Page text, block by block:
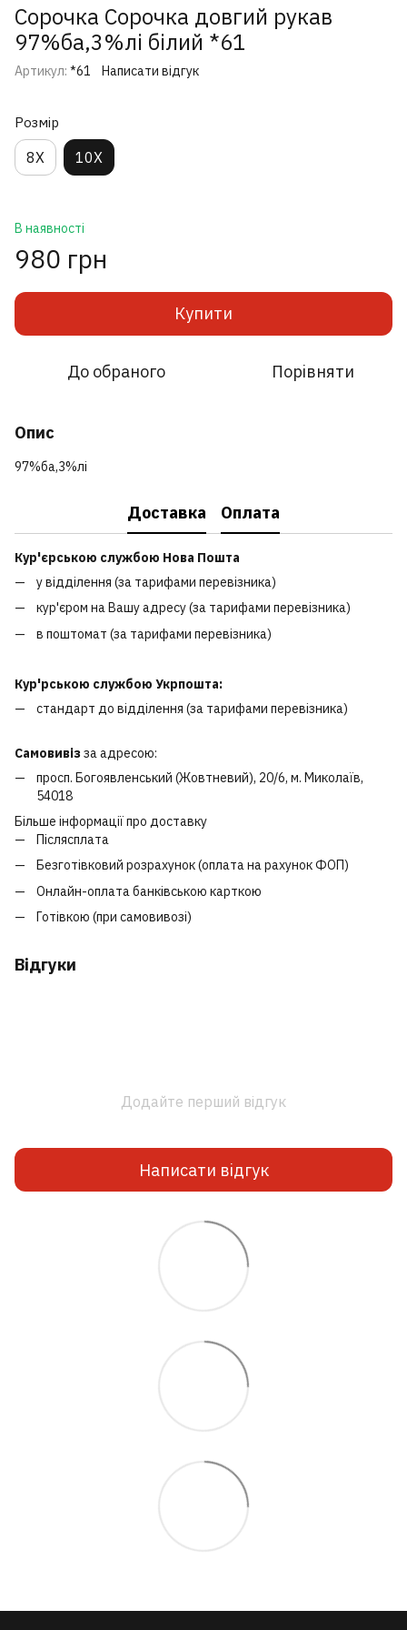
Сорочка Сорочка довгий рукав
97%ба,3%лі білий *61
Артикул: *61 Написати відгук
Розмір
8X 10X
В наявності
980 грн
Купити
До обраного Порівняти
Опис
97%ба,3%лі
Доставка Оплата
Кур'єрською службою Нова Пошта
у відділення (за тарифами перевізника)
кур'єром на Вашу адресу (за тарифами перевізника)
в поштомат (за тарифами перевізника)
Кур'рською службою Укрпошта:
стандарт до відділення (за тарифами перевізника)
Самовивізза адресою:
просп. Богоявленський (Жовтневий), 20/6, м. Миколаїв,
54018
Більше інформації про доставку
Післясплата
Безготівковий розрахунок (оплата на рахунок ФОП)
Онлайн-оплата банківською карткою
Готівкою (при самовивозі)
Відгуки
Додайте перший відгук
Написати відгук